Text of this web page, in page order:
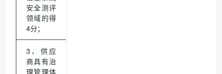
安全测评
领域的得
4分；
3、供应
商具有治
理管理体